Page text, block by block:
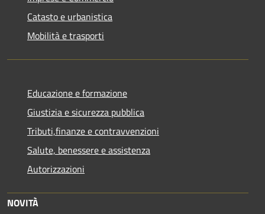
Catasto e urbanistica
Mobilità e trasporti
Educazione e formazione
Giustizia e sicurezza pubblica
Tributi,finanze e contravvenzioni
Salute, benessere e assistenza
Autorizzazioni
NOVITÀ